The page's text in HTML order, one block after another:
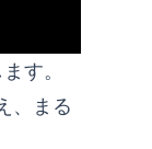
す。
、まる